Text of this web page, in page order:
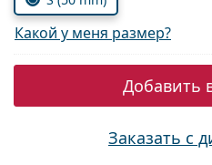
Какой у меня размер?
Добавить
Заказать с